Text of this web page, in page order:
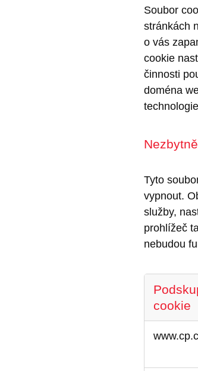
Soubor
stránkách
o vás
cookie
činnosti
doména
Tyto
vypnout.
služby,
prohlížeč
nebudou
nutné
cookie